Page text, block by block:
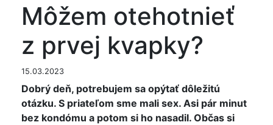
Môžem otehotnieť
z prvej kvapky?
15.03.2023
Dobrý deň, potrebujem sa opýtať dôležitú
otázku. S priateľom sme mali sex. Asi pár minut
bez kondómu a potom si ho nasadil. Občas si